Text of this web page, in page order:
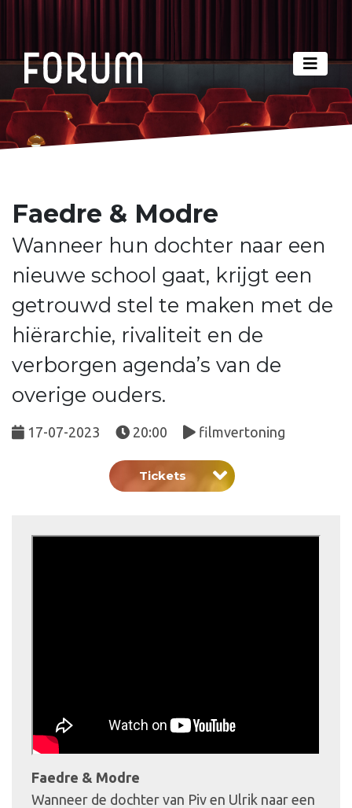
Faedre & Modre
Wanneer hun dochter naar een
nieuwe school gaat, krijgt een
getrouwd stel te maken met de
hiërarchie, rivaliteit en de
verborgen agenda’s van de
overige ouders.
17-07-2023 20:00 filmvertoning
Tickets
Faedre & Modre
Wanneer de dochter van Piv en Ulrik naar een